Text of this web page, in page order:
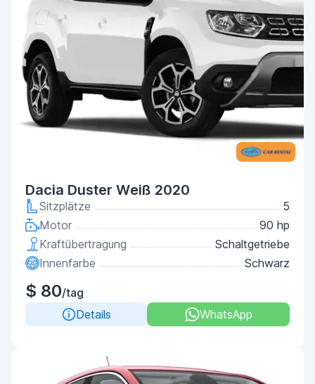
Dacia Duster Weiß 2020
Sitzplätze
5
Motor
90 hp
Kraftübertragung
Schaltgetriebe
Innenfarbe
Schwarz
$ 80/tag
Details
WhatsApp